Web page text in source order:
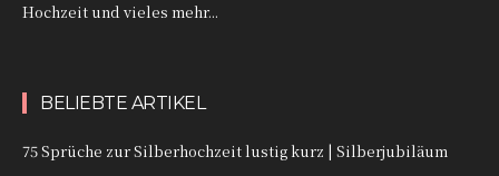
Hochzeit und vieles mehr...
BELIEBTE ARTIKEL
75 Sprüche zur Silberhochzeit lustig kurz | Silberjubiläum